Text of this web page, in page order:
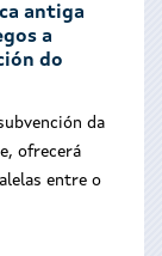
antiga
a
do
da
ofrecerá
entre o